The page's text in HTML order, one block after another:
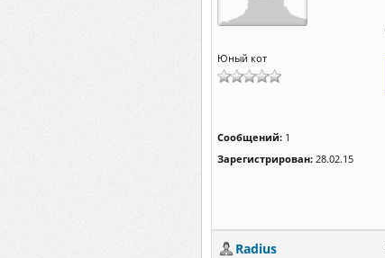
Юный кот
Сообщений: 1
Зарегистрирован: 28.02.15
Radius